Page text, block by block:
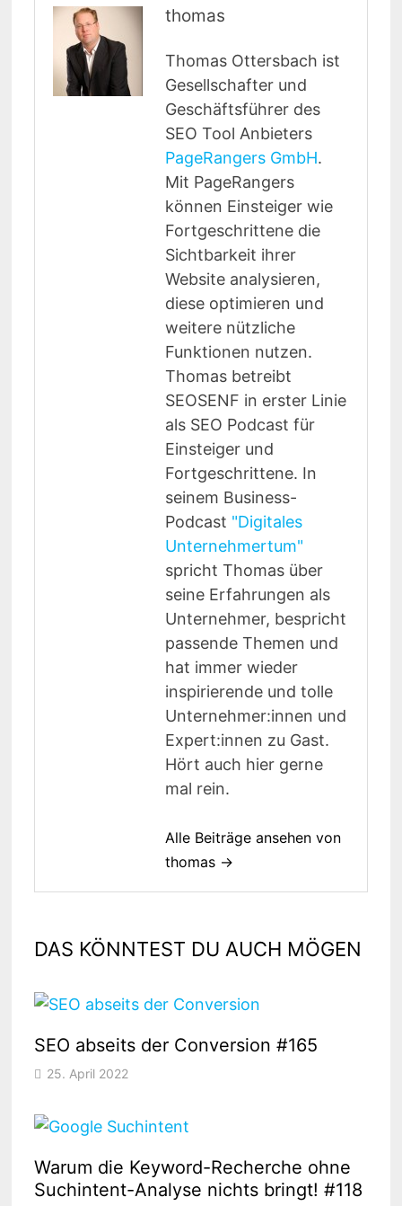
thomas
Thomas Ottersbach ist
Gesellschafter und
Geschäftsführer des
SEO Tool Anbieters
PageRangers GmbH.
Mit PageRangers
können Einsteiger wie
Fortgeschrittene die
Sichtbarkeit ihrer
Website analysieren,
diese optimieren und
weitere nützliche
Funktionen nutzen.
Thomas betreibt
SEOSENF in erster Linie
als SEO Podcast für
Einsteiger und
Fortgeschrittene. In
seinem Business-
Podcast "Digitales
Unternehmertum"
spricht Thomas über
seine Erfahrungen als
Unternehmer, bespricht
passende Themen und
hat immer wieder
inspirierende und tolle
Unternehmer:innen und
Expert:innen zu Gast.
Hört auch hier gerne
mal rein.
Alle Beiträge ansehen von
thomas →
DAS KÖNNTEST DU AUCH MÖGEN
SEO abseits der Conversion #165
25. April 2022
Warum die Keyword-Recherche ohne
Suchintent-Analyse nichts bringt! #118